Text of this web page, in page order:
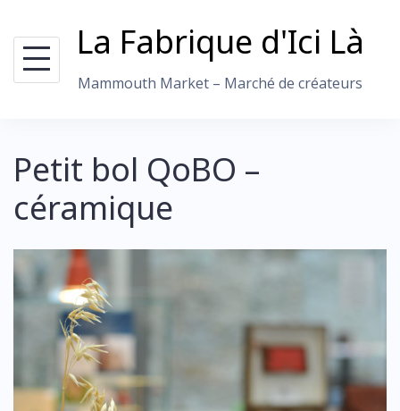
to
content
La Fabrique d'Ici Là
Mammouth Market – Marché de créateurs
Petit bol QoBO –
céramique